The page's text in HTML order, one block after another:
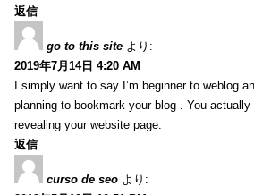
返信
go to this site より:
2019年7月14日 4:20 AM
I simply want to say I’m beginner to weblog
planning to bookmark your blog . You
revealing your website page.
返信
curso de seo より: